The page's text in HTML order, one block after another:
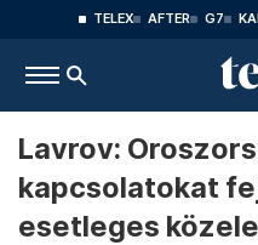
TELEX AFTER G7
Lavrov:
kapcsolatokat
esetleges